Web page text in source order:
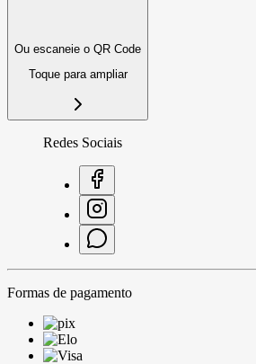
Ou escaneie o QR Code
Toque para ampliar
Redes Sociais
Formas de pagamento